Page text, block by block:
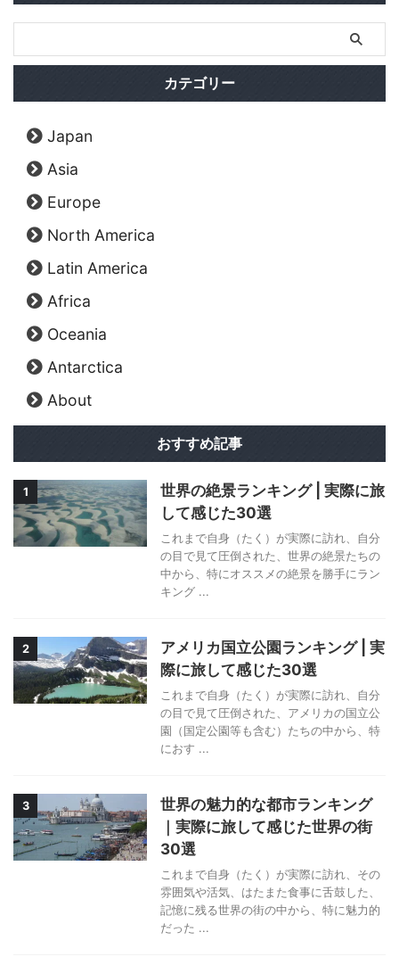
カテゴリー
Japan
Asia
Europe
North America
Latin America
Africa
Oceania
Antarctica
About
おすすめ記事
1
世界の絶景ランキング | 実際に旅
して感じた30選
これまで自身（たく）が実際に訪れ、自分
の目で見て圧倒された、世界の絶景たちの
中から、特にオススメの絶景を勝手にラン
キング ...
2
アメリカ国立公園ランキング | 実
際に旅して感じた30選
これまで自身（たく）が実際に訪れ、自分
の目で見て圧倒された、アメリカの国立公
園（国定公園等も含む）たちの中から、特
におす ...
3
世界の魅力的な都市ランキング
｜実際に旅して感じた世界の街
30選
これまで自身（たく）が実際に訪れ、その
雰囲気や活気、はたまた食事に舌鼓した、
記憶に残る世界の街の中から、特に魅力的
だった ...